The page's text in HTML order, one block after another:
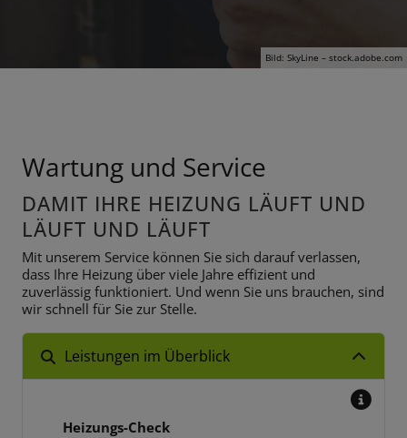
Bild: SkyLine – stock.adobe.com
Wartung und Service
DAMIT IHRE HEIZUNG LÄUFT UND
LÄUFT UND LÄUFT
Mit unserem Service können Sie sich darauf verlassen,
dass Ihre Heizung über viele Jahre effizient und
zuverlässig funktioniert. Und wenn Sie uns brauchen, sind
wir schnell für Sie zur Stelle.
Leistungen im Überblick
Heizungs-Check